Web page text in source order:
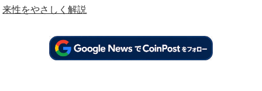
来性をやさしく解説